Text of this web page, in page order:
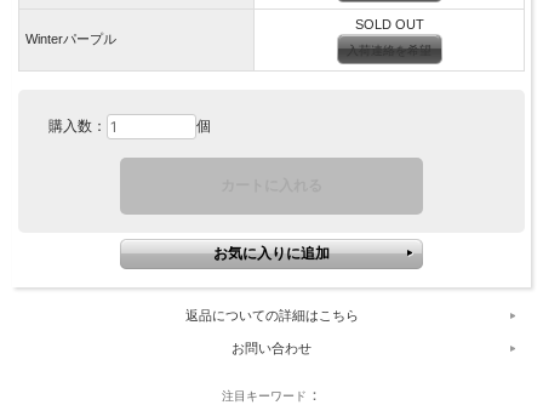
Winterパープル
SOLD OUT
入荷連絡を希望
購入数： 個
返品についての詳細はこちら
お問い合わせ
注目キーワード